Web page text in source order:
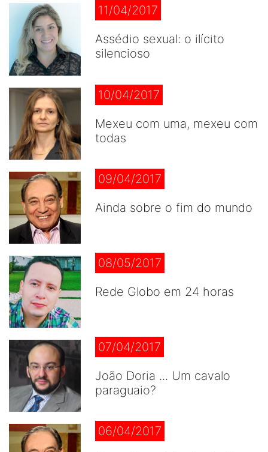
11/04/2017
Assédio sexual: o ilícito
silencioso
10/04/2017
Mexeu com uma, mexeu com
todas
09/04/2017
Ainda sobre o fim do mundo
08/05/2017
Rede Globo em 24 horas
07/04/2017
João Doria ... Um cavalo
paraguaio?
06/04/2017